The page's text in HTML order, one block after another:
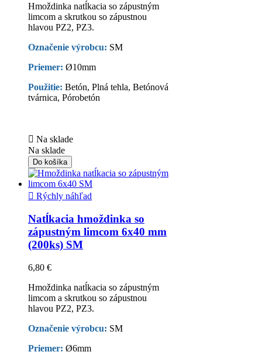
Hmoždinka natĺkacia so zápustným
limcom a skrutkou so zápustnou
hlavou PZ2, PZ3.
Označenie výrobcu: SM
Priemer: Ø10mm
Použitie: Betón, Plná tehla, Betónová
tvárnica, Pórobetón
 Na sklade
Na sklade
Do košíka
 Rýchly náhľad
Natĺkacia hmoždinka so
zápustným limcom 6x40 mm
(200ks) SM
6,80 €
Hmoždinka natĺkacia so zápustným
limcom a skrutkou so zápustnou
hlavou PZ2, PZ3.
Označenie výrobcu: SM
Priemer: Ø6mm